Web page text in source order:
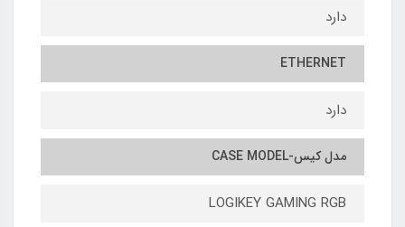
دارد
ETHERNET
دارد
مدل کیس-CASE MODEL
LOGIKEY GAMING RGB